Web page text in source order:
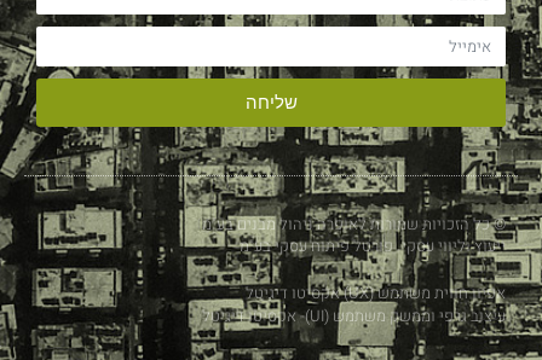
שליחה
© כל הזכויות שמורות לאופרה ניהול מבנים בע"מ
ייעוץ וליווי עסקי פורטל פיתוח עסקי בע"מ
אפיון חווית משתמש (UX)
אקסיטו דיגיטל
עיצוב גרפי וממשק משתמש (UI)- אקסיטו דיגיטל